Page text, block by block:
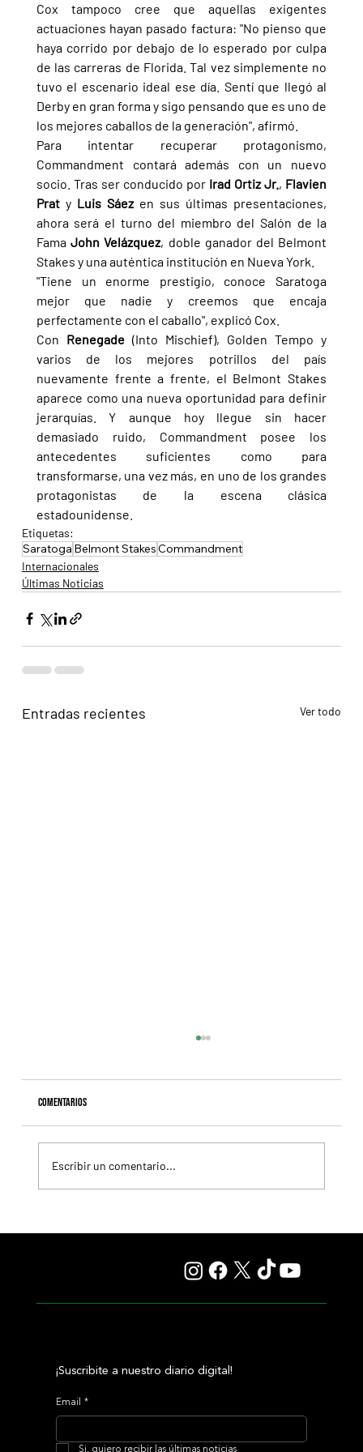
Cox tampoco cree que aquellas exigentes
actuaciones hayan pasado factura: "No pienso que
haya corrido por debajo de lo esperado por culpa
de las carreras de Florida. Tal vez simplemente no
tuvo el escenario ideal ese día. Sentí que llegó al
Derby en gran forma y sigo pensando que es uno de
los mejores caballos de la generación", afirmó.
Para intentar recuperar protagonismo,
Commandment contará además con un nuevo
socio. Tras ser conducido por Irad Ortiz Jr. , Flavien
Prat y Luis Sáez en sus últimas presentaciones,
ahora será el turno del miembro del Salón de la
Fama John Velázquez, doble ganador del Belmont
Stakes y una auténtica institución en Nueva York.
"Tiene un enorme prestigio, conoce Saratoga
mejor que nadie y creemos que encaja
perfectamente con el caballo", explicó Cox.
Con Renegade (Into Mischief), Golden Tempo y
varios de los mejores potrillos del país
nuevamente frente a frente, el Belmont Stakes
aparece como una nueva oportunidad para definir
jerarquías. Y aunque hoy llegue sin hacer
demasiado ruido, Commandment posee los
antecedentes suficientes como para
transformarse, una vez más, en uno de los grandes
protagonistas de la escena clásica
estadounidense.
Etiquetas:
Saratoga Belmont StakesCommandment
Internacionales
Últimas Noticias
Entradas recientes Ver todo
Comentarios
Escribir un comentario...
¡Suscribite a nuestro diario digital!
Email *
Si, quiero recibir las últimas noticias